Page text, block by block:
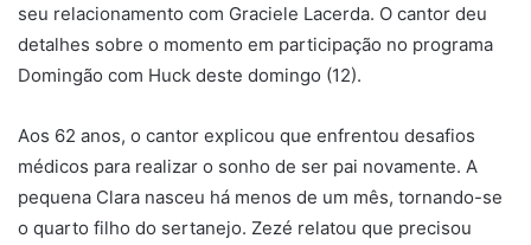
seu relacionamento com Graciele Lacerda. O cantor deu
detalhes sobre o momento em participação no programa
Domingão com Huck deste domingo (12).
Aos 62 anos, o cantor explicou que enfrentou desafios
médicos para realizar o sonho de ser pai novamente. A
pequena Clara nasceu há menos de um mês, tornando-se
o quarto filho do sertanejo. Zezé relatou que precisou